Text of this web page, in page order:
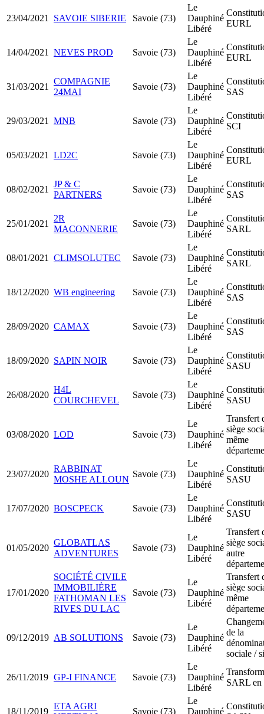
23/04/2021 SAVOIE SIBERIE Savoie (73)
Le
Dauphiné
Libéré
EURL
14/04/2021 NEVES PROD Savoie (73)
Le
Dauphiné
Libéré
EURL
31/03/2021
COMPAGNIE
24MAI
Savoie (73)
Le
Dauphiné
Libéré
SAS
29/03/2021 MNB Savoie (73)
Le
Dauphiné
Libéré
SCI
05/03/2021 LD2C Savoie (73)
Le
Dauphiné
Libéré
EURL
08/02/2021
JP & C
PARTNERS
Savoie (73)
Le
Dauphiné
Libéré
SAS
25/01/2021
2R
MACONNERIE
Savoie (73)
Le
Dauphiné
Libéré
SARL
08/01/2021 CLIMSOLUTEC Savoie (73)
Le
Dauphiné
Libéré
SARL
18/12/2020 WB engineering Savoie (73)
Le
Dauphiné
Libéré
SAS
28/09/2020 CAMAX Savoie (73)
Le
Dauphiné
Libéré
SAS
18/09/2020 SAPIN NOIR Savoie (73)
Le
Dauphiné
Libéré
SASU
26/08/2020
H4L
COURCHEVEL
Savoie (73)
Le
Dauphiné
Libéré
SASU
03/08/2020 LOD Savoie (73)
Le
Dauphiné
Libéré
Transfert
siège
même
23/07/2020
RABBINAT
MOSHE ALLOUN
Savoie (73)
Le
Dauphiné
Libéré
SASU
17/07/2020 BOSCPECK Savoie (73)
Le
Dauphiné
Libéré
SASU
01/05/2020
GLOBATLAS
ADVENTURES
Savoie (73)
Le
Dauphiné
Libéré
Transfert
siège
autre
17/01/2020
SOCIÉTÉ CIVILE
IMMOBILIÈRE
FATHOMAN LES
RIVES DU LAC
Savoie (73)
Le
Dauphiné
Libéré
Transfert
siège
même
09/12/2019 AB SOLUTIONS Savoie (73)
Le
Dauphiné
Libéré
de la
sociale /
26/11/2019 GP-I FINANCE Savoie (73)
Le
Dauphiné
Libéré
SARL en
18/11/2019
ETA AGRI
Savoie (73)
Le
Dauphiné